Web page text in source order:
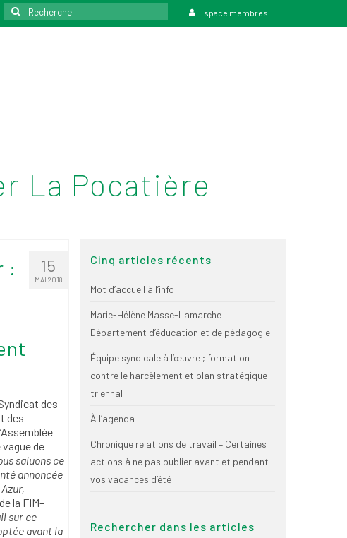
Rechercher
:
Espace membres
La Pocatière
15
MAI 2018
:
des
des
de
saluons ce
annoncée
la FIM–
sur ce
avant la
Cinq articles récents
Mot d’accueil à l’info
Marie-Hélène Masse-Lamarche –
Département d’éducation et de pédagogie
Équipe syndicale à l’œuvre ; formation
contre le harcèlement et plan stratégique
triennal
À l’agenda
Chronique relations de travail – Certaines
actions à ne pas oublier avant et pendant
vos vacances d’été
Rechercher dans les articles